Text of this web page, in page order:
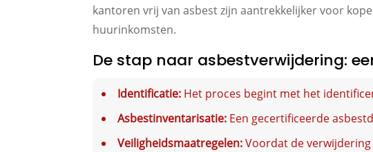
kantoren vrij van asbest zijn aantrekkelijker voor
huurinkomsten.
De stap naar asbestverwijdering:
Identificatie: Het proces begint met het
Asbestinventarisatie: Een gecertificeerde
Veiligheidsmaatregelen:Voordat de